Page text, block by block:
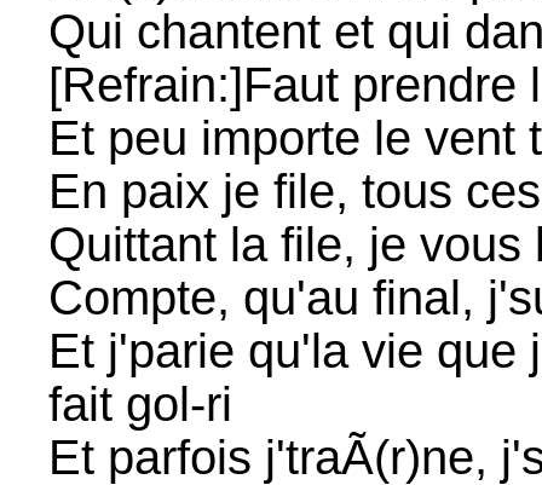
Qui chantent et qui
[Refrain:]Faut prendre
Et peu importe le vent
En paix je file, tous
Quittant la file, je
Compte, qu'au final,
Et j'parie qu'la vie que
fait gol-ri
Et parfois j'traÃ(r)ne,